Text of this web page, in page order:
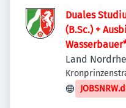
Duales
(B.Sc.) +
Land
Deutschland